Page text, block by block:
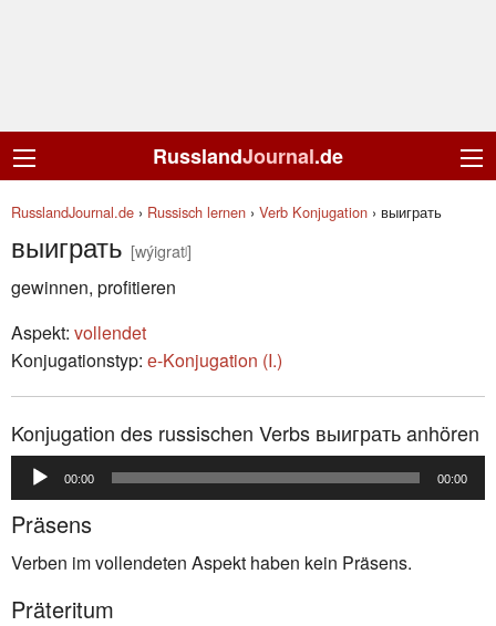
RusslandJournal.de
RusslandJournal.de › Russisch lernen › Verb Konjugation › выиграть
выиграть [wýigratʲ]
gewinnen, profitieren
Aspekt: vollendet
Konjugationstyp: е-Konjugation (I.)
Konjugation des russischen Verbs выиграть anhören
Audio-
Player
00:00 00:00
Präsens
Verben im vollendeten Aspekt haben kein Präsens.
Präteritum